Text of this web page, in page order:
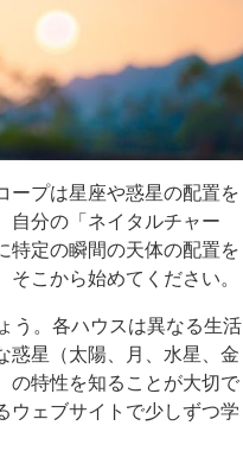
ープは星座や惑星の配置を
自分の「ネイタルチャー
特定の瞬間の天体の配置を
こから始めてください。
う。各ハウスは異なる生活
惑星（太陽、月、水星、金
の特性を知ることが大切で
ウェブサイトで少しずつ学